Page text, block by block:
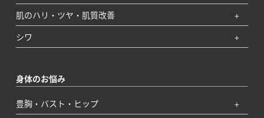
肌のハリ・ツヤ・肌質改善
シワ
身体のお悩み
豊胸・バスト・ヒップ